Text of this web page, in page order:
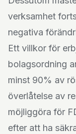
verksamhet
negativa
Ett villkor för
bolagsordning
minst 90% av
överlåtelse av
möjliggöra för
efter att ha